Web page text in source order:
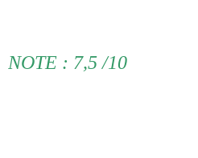
NOTE : 7,5 /10